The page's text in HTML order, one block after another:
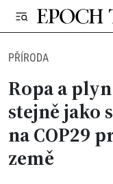
PŘÍRODA
Ropa a
stejně jako
na COP29
země